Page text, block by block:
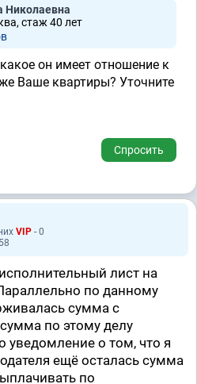
Николаевна
стаж 40 лет
он имеет отношение к
Ваше квартиры? Уточните
Спросить
VIP - 0
лист на
по данному
сумма с
по этому делу
о том, что я
ещё осталась сумма
по